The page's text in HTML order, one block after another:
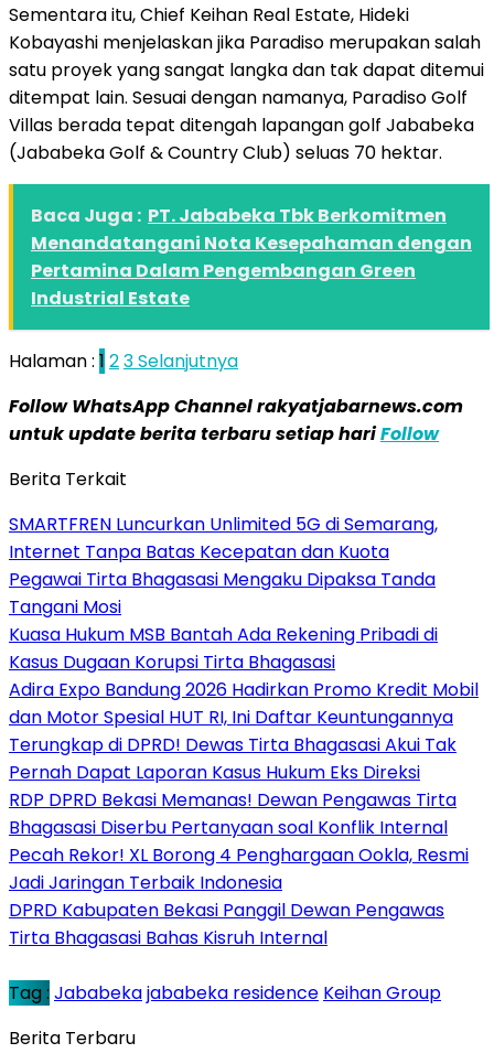
Sementara itu, Chief Keihan Real Estate, Hideki
Kobayashi menjelaskan jika Paradiso merupakan salah
satu proyek yang sangat langka dan tak dapat ditemui
ditempat lain. Sesuai dengan namanya, Paradiso Golf
Villas berada tepat ditengah lapangan golf Jababeka
(Jababeka Golf & Country Club) seluas 70 hektar.
Baca Juga : PT. Jababeka Tbk Berkomitmen
Menandatangani Nota Kesepahaman dengan
Pertamina Dalam Pengembangan Green
Industrial Estate
Halaman : 1 23Selanjutnya
Follow WhatsApp Channel rakyatjabarnews.com
untuk update berita terbaru setiap hariFollow
Berita Terkait
SMARTFREN Luncurkan Unlimited 5G di Semarang,
Internet Tanpa Batas Kecepatan dan Kuota
Pegawai Tirta Bhagasasi Mengaku Dipaksa Tanda
Tangani Mosi
Kuasa Hukum MSB Bantah Ada Rekening Pribadi di
Kasus Dugaan Korupsi Tirta Bhagasasi
Adira Expo Bandung 2026 Hadirkan Promo Kredit Mobil
dan Motor Spesial HUT RI, Ini Daftar Keuntungannya
Terungkap di DPRD! Dewas Tirta Bhagasasi Akui Tak
Pernah Dapat Laporan Kasus Hukum Eks Direksi
RDP DPRD Bekasi Memanas! Dewan Pengawas Tirta
Bhagasasi Diserbu Pertanyaan soal Konflik Internal
Pecah Rekor! XL Borong 4 Penghargaan Ookla, Resmi
Jadi Jaringan Terbaik Indonesia
DPRD Kabupaten Bekasi Panggil Dewan Pengawas
Tirta Bhagasasi Bahas Kisruh Internal
Tag : Jababekajababeka residence Keihan Group
Berita Terbaru